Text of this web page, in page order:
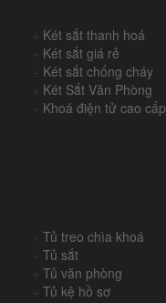
Két sắt thanh hoá
Két sắt giá rẻ
Két sắt chống cháy
Két Sắt Văn Phòng
Khoá điện tử cao cấp
Tủ treo chìa khoá
Tủ sắt
Tủ văn phòng
Tủ kệ hồ sơ